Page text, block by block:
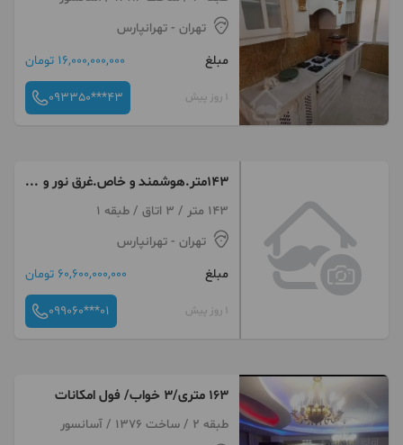
تهران - تهرانپارس
مبلغ
16,000,000,000 تومان
1 روز پیش 093350***43
143متر.هوشمند و خاص.غرق نور و
متریال فلکه اول
143 متر / 3 اتاق / طبقه 1
تهران - تهرانپارس
مبلغ
60,600,000,000 تومان
1 روز پیش 099060***01
۱۶۳ متری/۳ خواب/ فول امکانات
طبقه 2 / ساخت 1376 / آسانسور